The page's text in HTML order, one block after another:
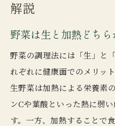
解説
野菜は生と加熱どち
野菜の調理法には「生」と
れぞれに健康面でのメリッ
生野菜は加熱による栄養素
ンCや葉酸といった熱に弱
す。一方、加熱することで